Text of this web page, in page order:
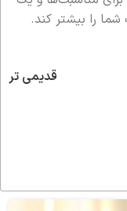
شما را بیشتر کند.
قدیمی تر